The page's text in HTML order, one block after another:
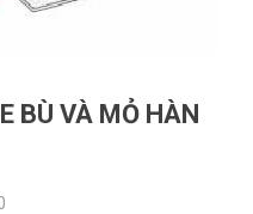
BÙ VÀ MỎ HÀN